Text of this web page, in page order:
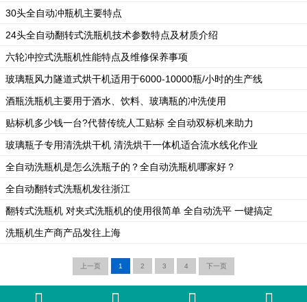
30头全自动冲瓶机​主要特点
24头全自动翻转式洗瓶机技术参数特点及材质介绍
六轮冲控式洗瓶机性能特点及维修保养事项
玻璃瓶风力隧道式烘干机适用于6000-10000瓶/小时的生产线
酒瓶洗瓶机主要用于酒水、饮料、玻璃瓶的冲洗使用
贴标机多少钱一台?代替传统人工贴标 全自动双标机来助力
玻璃瓶子专用清洗烘干机 清洗烘干一体机适合流水线化作业
全自动洗瓶机是怎么洗瓶子的？全自动洗瓶机哪家好？
全自动翻转式洗瓶机发往浙江
翻转式洗瓶机 对夹式洗瓶机的使用很简单 全自动洗平 一键搞定
洗瓶机生产商产品发往上海
上一页 1 2 3 4 下一页